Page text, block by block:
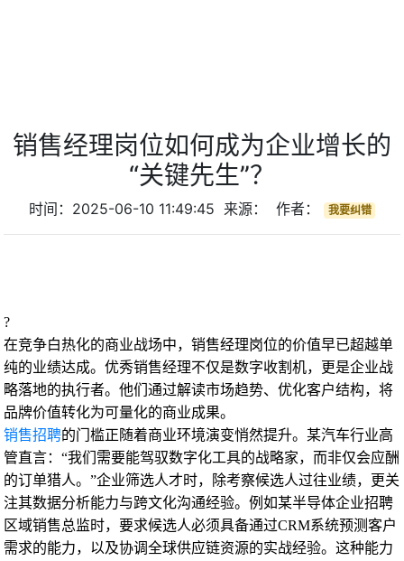
销售经理岗位如何成为企业增长的
“关键先生”？
时间：2025-06-10 11:49:45 来源： 作者： 我要纠错
?
在竞争白热化的商业战场中，销售经理岗位的价值早已超越单
纯的业绩达成。优秀销售经理不仅是数字收割机，更是企业战
略落地的执行者。他们通过解读市场趋势、优化客户结构，将
品牌价值转化为可量化的商业成果。
销售招聘的门槛正随着商业环境演变悄然提升。某汽车行业高
管直言：“我们需要能驾驭数字化工具的战略家，而非仅会应酬
的订单猎人。”企业筛选人才时，除考察候选人过往业绩，更关
注其数据分析能力与跨文化沟通经验。例如某半导体企业招聘
区域销售总监时，要求候选人必须具备通过CRM系统预测客户
需求的能力，以及协调全球供应链资源的实战经验。这种能力